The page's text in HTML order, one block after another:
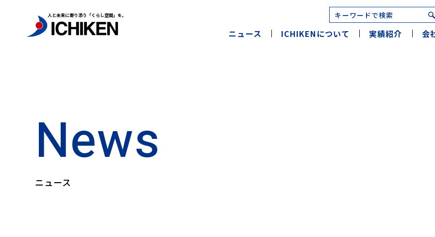
人と未来に寄り添う「くらし空間」を。
ニュース ICHIKENについて 実績紹介 会
News
ニュース